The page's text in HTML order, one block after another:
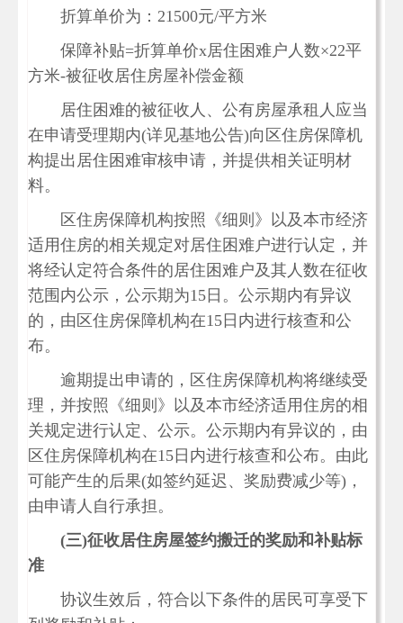
折算单价为：21500元/平方米
保障补贴=折算单价x居住困难户人数×22平
方米-被征收居住房屋补偿金额
居住困难的被征收人、公有房屋承租人应当
在申请受理期内(详见基地公告)向区住房保障机
构提出居住困难审核申请，并提供相关证明材
料。
区住房保障机构按照《细则》以及本市经济
适用住房的相关规定对居住困难户进行认定，并
将经认定符合条件的居住困难户及其人数在征收
范围内公示，公示期为15日。公示期内有异议
的，由区住房保障机构在15日内进行核查和公
布。
逾期提出申请的，区住房保障机构将继续受
理，并按照《细则》以及本市经济适用住房的相
关规定进行认定、公示。公示期内有异议的，由
区住房保障机构在15日内进行核查和公布。由此
可能产生的后果(如签约延迟、奖励费减少等)，
由申请人自行承担。
(三)征收居住房屋签约搬迁的奖励和补贴标
准
协议生效后，符合以下条件的居民可享受下